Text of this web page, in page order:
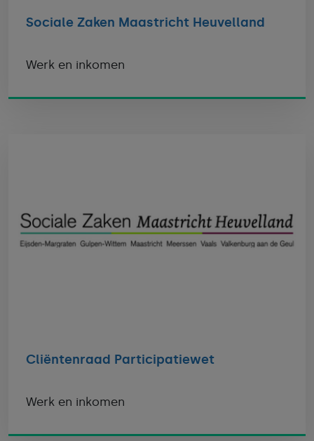
Sociale Zaken Maastricht Heuvelland
Werk en inkomen
Cliëntenraad Participatiewet
Werk en inkomen